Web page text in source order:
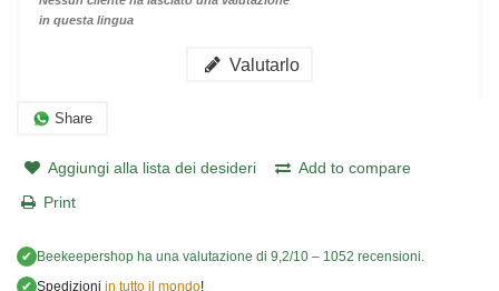
in questa lingua
Valutarlo
Share
Aggiungi alla lista dei desideri
Add to compare
Print
✔ Beekeepershop ha una valutazione di 9,2/10 – 1052 recensioni.
✔ Spedizioni in tutto il mondo!